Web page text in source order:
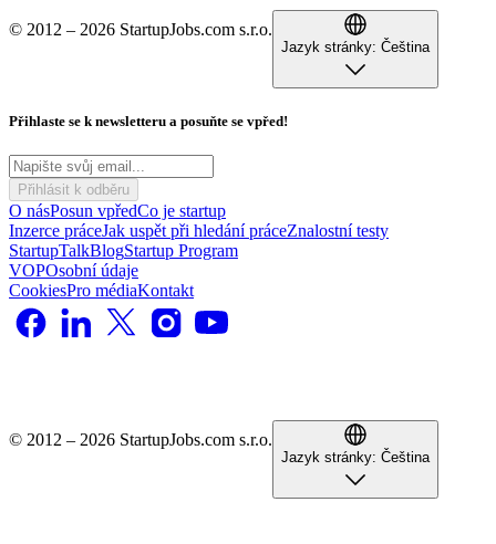
© 2012 – 2026 StartupJobs.com s.r.o.
Jazyk stránky: Čeština
Přihlaste se k newsletteru a posuňte se vpřed!
Přihlásit k odběru
O násPosun vpředCo je startup
Inzerce práceJak uspět při hledání práceZnalostní testy
StartupTalkBlogStartup Program
VOPOsobní údaje
CookiesPro médiaKontakt
© 2012 – 2026 StartupJobs.com s.r.o.
Jazyk stránky: Čeština